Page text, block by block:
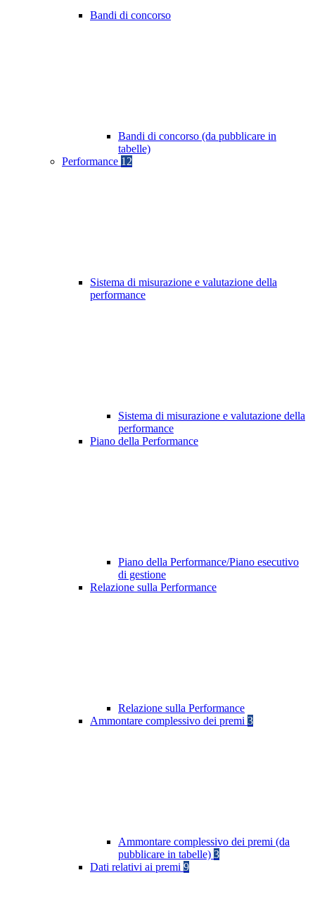
Bandi di concorso
Bandi di concorso (da pubblicare in
tabelle)
Performance 12
Sistema di misurazione e valutazione della
performance
Sistema di misurazione e valutazione della
performance
Piano della Performance
Piano della Performance/Piano esecutivo
di gestione
Relazione sulla Performance
Relazione sulla Performance
Ammontare complessivo dei premi 3
Ammontare complessivo dei premi (da
pubblicare in tabelle) 3
Dati relativi ai premi 9